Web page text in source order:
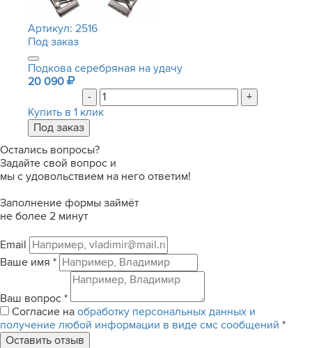
Артикул: 2516
Под заказ
Подкова серебряная на удачу
20 090
-
+
Купить в 1 клик
Остались вопросы?
Задайте свой вопрос и
мы с удовольствием на него ответим!
Заполнение формы займёт
не более 2 минут
Email
Ваше имя *
Ваш вопрос *
Согласие на обработку персональных данных и
получение любой информации в виде смс сообщений *